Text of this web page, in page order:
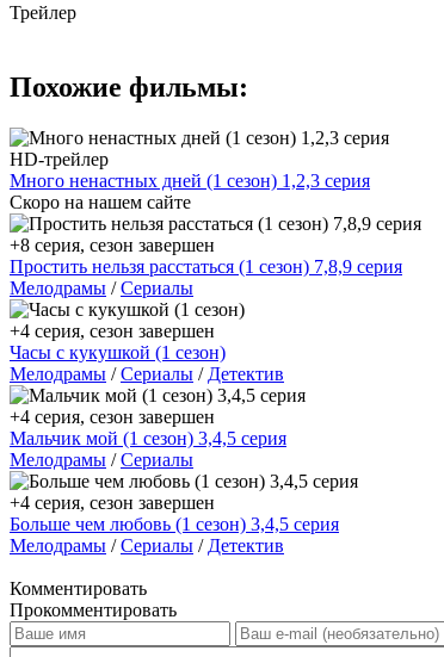
Трейлер
Похожие фильмы:
HD-трейлер
Много ненастных дней (1 сезон) 1,2,3 серия
Скоро на нашем сайте
+8 серия, сезон завершен
Простить нельзя расстаться (1 сезон) 7,8,9 серия
Мелодрамы /Сериалы
+4 серия, сезон завершен
Часы с кукушкой (1 сезон)
Мелодрамы /Сериалы / Детектив
+4 серия, сезон завершен
Мальчик мой (1 сезон) 3,4,5 серия
Мелодрамы /Сериалы
+4 серия, сезон завершен
Больше чем любовь (1 сезон) 3,4,5 серия
Мелодрамы /Сериалы / Детектив
Комментировать
Прокомментировать